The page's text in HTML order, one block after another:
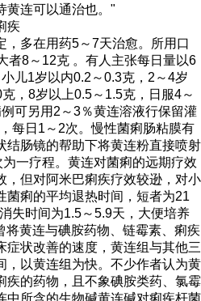
黄连可以通治也。"
疾
，多在用药5～7天治愈。所用口
者8～12克 。有人主张每日量以6
儿1岁以内0.2～0.3克，2～4岁
，8岁以上0.5～1.5克，日服4～
可另用2～3％黄连溶液行保留灌
每日1～2次。慢性菌痢肠粘膜有
结肠镜的帮助下将黄连粉直接喷射
一疗程。黄连对菌痢的远期疗效
，但对阿米巴痢疾疗效较逊，对小
菌痢的平均退热时间，短者为21
失时间为1.5～5.9天，大便培养
将黄连与碘胺药物、链霉素、痢疾
症状改善的速度，黄连组与其他三
，以黄连组为快。不少作者认为黄
疾的药物，且不象碘胺类药、氯霉
中所含的生物碱黄连碱对痢疾杆菌